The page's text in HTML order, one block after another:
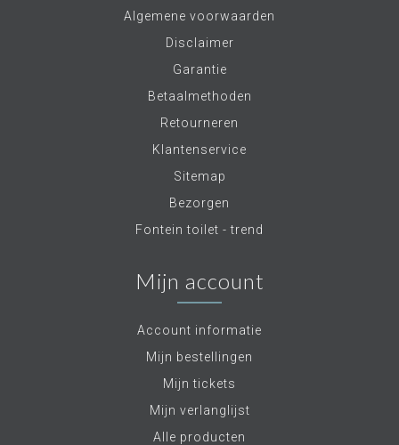
Algemene voorwaarden
Disclaimer
Garantie
Betaalmethoden
Retourneren
Klantenservice
Sitemap
Bezorgen
Fontein toilet - trend
Mijn account
Account informatie
Mijn bestellingen
Mijn tickets
Mijn verlanglijst
Alle producten